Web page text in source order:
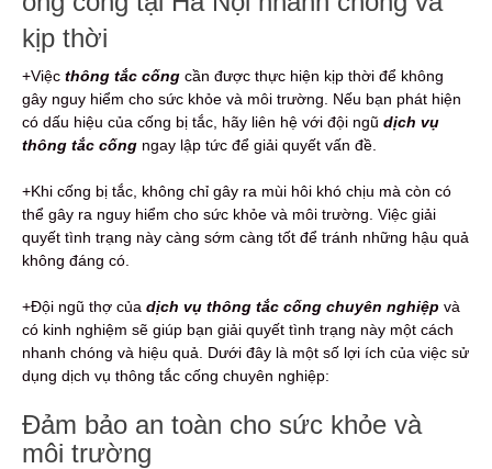
kịp thời
+Việc thông tắc cống cần được thực hiện kịp thời để không
gây nguy hiểm cho sức khỏe và môi trường. Nếu bạn phát hiện
có dấu hiệu của cống bị tắc, hãy liên hệ với đội ngũ dịch vụ
thông tắc cống ngay lập tức để giải quyết vấn đề.
+Khi cống bị tắc, không chỉ gây ra mùi hôi khó chịu mà còn có
thể gây ra nguy hiểm cho sức khỏe và môi trường. Việc giải
quyết tình trạng này càng sớm càng tốt để tránh những hậu quả
không đáng có.
+Đội ngũ thợ của dịch vụ thông tắc cống chuyên nghiệp và
có kinh nghiệm sẽ giúp bạn giải quyết tình trạng này một cách
nhanh chóng và hiệu quả. Dưới đây là một số lợi ích của việc sử
dụng dịch vụ thông tắc cống chuyên nghiệp:
Đảm bảo an toàn cho sức khỏe và
môi trường